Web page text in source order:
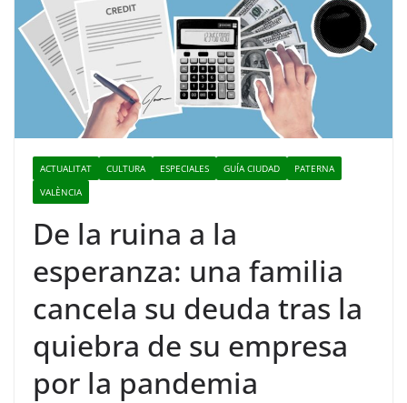
ACTUALITAT CULTURA ESPECIALES GUÍA CIUDAD
PATERNA
VALÈNCIA
De la ruina a la
esperanza: una familia
cancela su deuda tras la
quiebra de su empresa
por la pandemia